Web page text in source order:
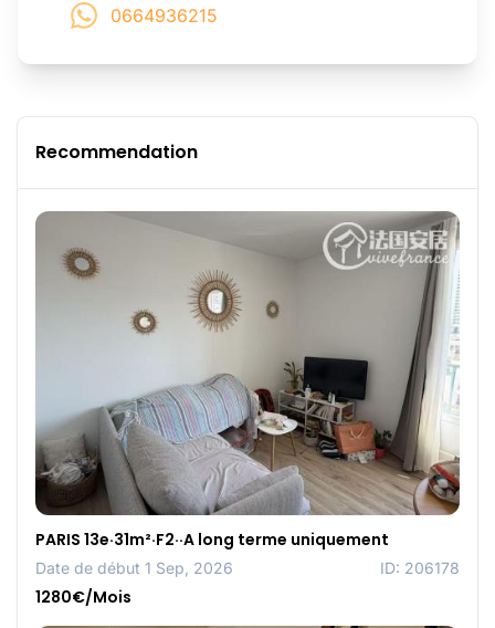
0664936215
Recommendation
PARIS 13e·31m²·F2··A long terme uniquement
Date de début 1 Sep, 2026 ID: 206178
1280€/Mois